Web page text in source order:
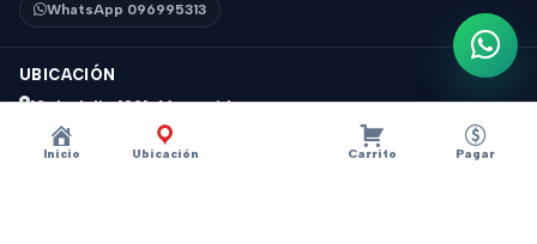
Inicio Ubicación Carrito Pagar
WhatsApp 096995313
UBICACIÓN
18 de Julio 1831, Montevideo
Horario: 9 a 18 hs